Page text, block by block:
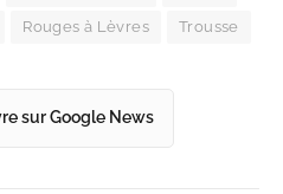
Rouges à Lèvres Trousse
sur Google News